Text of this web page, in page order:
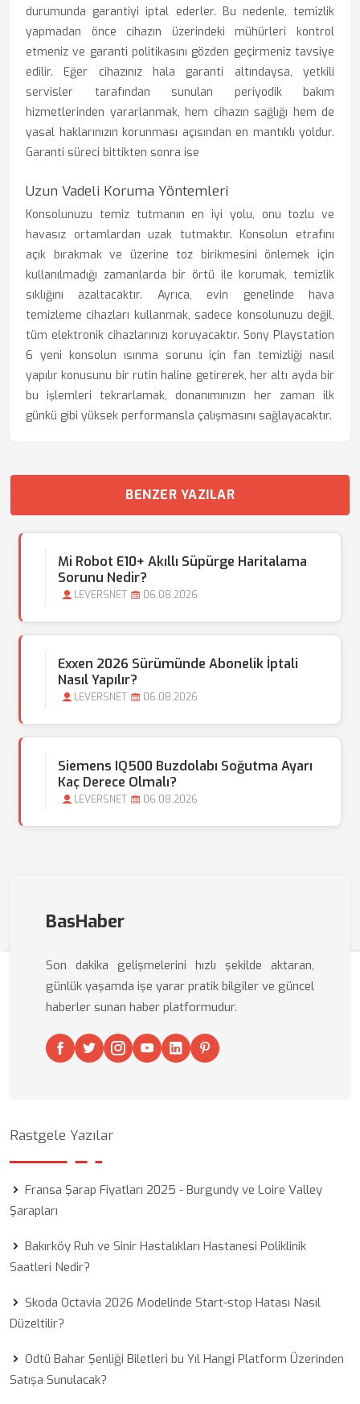
durumunda garantiyi iptal ederler. Bu nedenle, temizlik
yapmadan önce cihazın üzerindeki mühürleri kontrol
etmeniz ve garanti politikasını gözden geçirmeniz tavsiye
edilir. Eğer cihazınız hala garanti altındaysa, yetkili
servisler tarafından sunulan periyodik bakım
hizmetlerinden yararlanmak, hem cihazın sağlığı hem de
yasal haklarınızın korunması açısından en mantıklı yoldur.
Garanti süreci bittikten sonra ise
Uzun Vadeli Koruma Yöntemleri
Konsolunuzu temiz tutmanın en iyi yolu, onu tozlu ve
havasız ortamlardan uzak tutmaktır. Konsolun etrafını
açık bırakmak ve üzerine toz birikmesini önlemek için
kullanılmadığı zamanlarda bir örtü ile korumak, temizlik
sıklığını azaltacaktır. Ayrıca, evin genelinde hava
temizleme cihazları kullanmak, sadece konsolunuzu değil,
tüm elektronik cihazlarınızı koruyacaktır. Sony Playstation
6 yeni konsolun ısınma sorunu için fan temizliği nasıl
yapılır konusunu bir rutin haline getirerek, her altı ayda bir
bu işlemleri tekrarlamak, donanımınızın her zaman ilk
günkü gibi yüksek performansla çalışmasını sağlayacaktır.
BENZER YAZILAR
Mi Robot E10+ Akıllı Süpürge Haritalama
Sorunu Nedir?
LEVERSNET 06.08.2026
Exxen 2026 Sürümünde Abonelik İptali
Nasıl Yapılır?
LEVERSNET 06.08.2026
Siemens IQ500 Buzdolabı Soğutma Ayarı
Kaç Derece Olmalı?
LEVERSNET 06.08.2026
BasHaber
Son dakika gelişmelerini hızlı şekilde aktaran,
günlük yaşamda işe yarar pratik bilgiler ve güncel
haberler sunan haber platformudur.
Rastgele Yazılar
Fransa Şarap Fiyatları 2025 - Burgundy ve Loire Valley
Şarapları
Bakırköy Ruh ve Sinir Hastalıkları Hastanesi Poliklinik
Saatleri Nedir?
Skoda Octavia 2026 Modelinde Start-stop Hatası Nasıl
Düzeltilir?
Odtü Bahar Şenliği Biletleri bu Yıl Hangi Platform Üzerinden
Satışa Sunulacak?